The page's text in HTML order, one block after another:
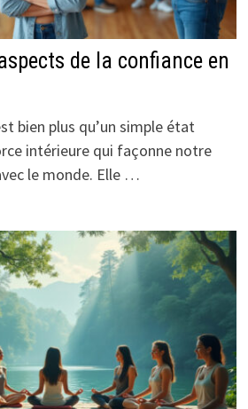
de la confiance en
bien plus qu’un simple état
intérieure qui façonne notre
le monde. Elle …